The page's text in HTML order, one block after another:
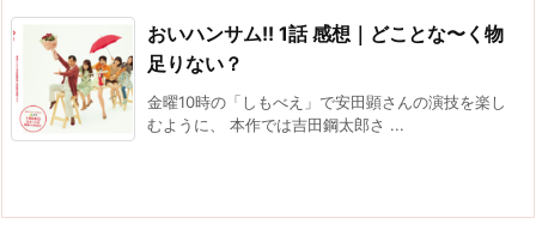
おいハンサム!! 1話 感想｜どことな〜く物
足りない？
金曜10時の「しもべえ」で安田顕さんの演技を楽し
むように、 本作では吉田鋼太郎さ ...